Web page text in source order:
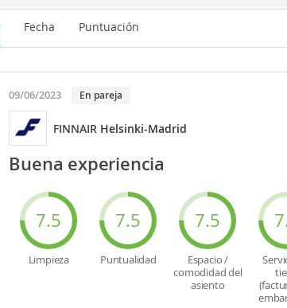
Fecha Puntuación
09/06/2023 En pareja
FINNAIR Helsinki-Madrid
Buena experiencia
7.5
Limpieza
7.5
Puntualidad
7.5
Espacio /
comodidad del
asiento